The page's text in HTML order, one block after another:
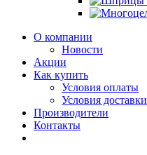
О компании
Новости
Акции
Как купить
Условия оплаты
Условия доставки
Производители
Контакты